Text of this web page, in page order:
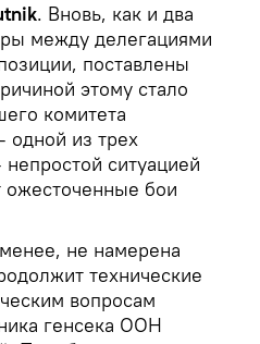
. Вновь, как и два
между делегациями
поставлены
этому стало
комитета
из трех
ситуацией
ожесточенные бои
не намерена
технические
вопросам
генсека ООН